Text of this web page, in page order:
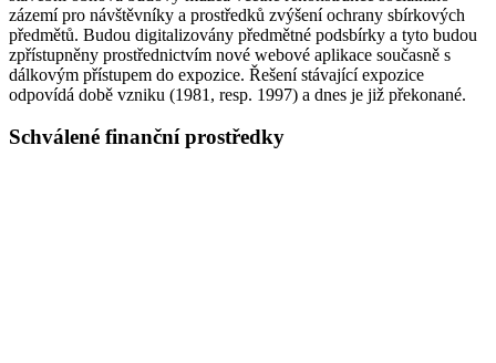
zázemí pro návštěvníky a prostředků zvýšení ochrany sbírkových
předmětů. Budou digitalizovány předmětné podsbírky a tyto budou
zpřístupněny prostřednictvím nové webové aplikace současně s
dálkovým přístupem do expozice. Řešení stávající expozice
odpovídá době vzniku (1981, resp. 1997) a dnes je již překonané.
Schválené finanční prostředky